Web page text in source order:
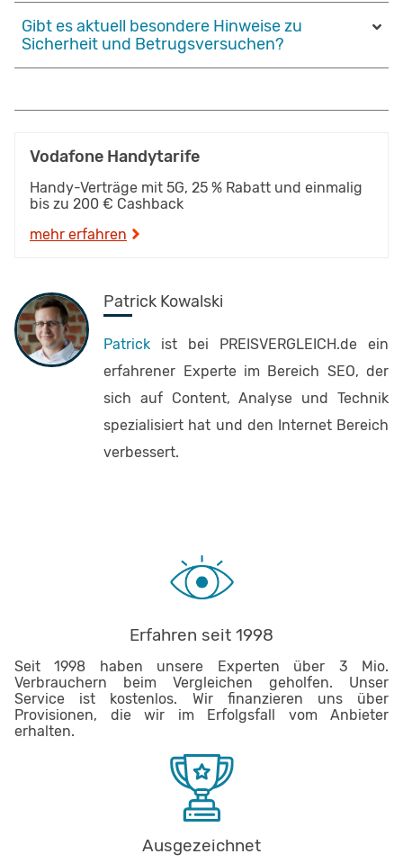
Gibt es aktuell besondere Hinweise zu
Sicherheit und Betrugsversuchen?
Vodafone Handytarife
Handy-Verträge mit 5G, 25 % Rabatt und einmalig
bis zu 200 € Cashback
mehr erfahren
Patrick Kowalski
Patrick ist bei PREISVERGLEICH.de ein
erfahrener Experte im Bereich SEO, der
sich auf Content, Analyse und Technik
spezialisiert hat und den Internet Bereich
verbessert.
Erfahren seit 1998
Seit 1998 haben unsere Experten über 3 Mio.
Verbrauchern beim Vergleichen geholfen. Unser
Service ist kostenlos. Wir finanzieren uns über
Provisionen, die wir im Erfolgsfall vom Anbieter
erhalten.
Ausgezeichnet